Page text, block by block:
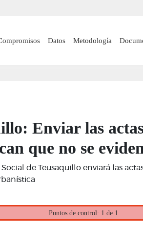
navigation
Datos Metodología
Enviar las
que no se
de Teusaquillo enviará las
Puntos de control: 1 de 1